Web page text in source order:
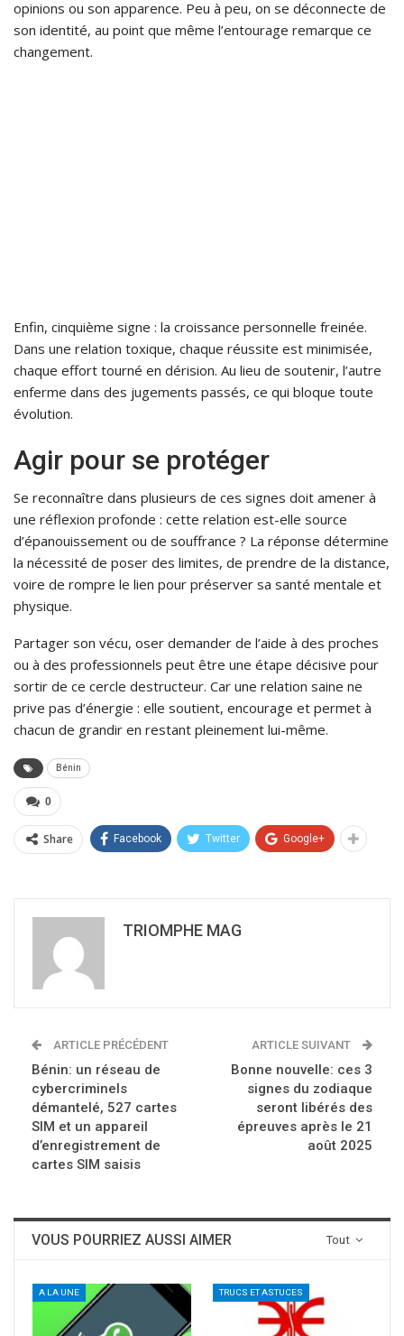
opinions ou son apparence. Peu à peu, on se déconnecte de
son identité, au point que même l’entourage remarque ce
changement.
Enfin, cinquième signe : la croissance personnelle freinée.
Dans une relation toxique, chaque réussite est minimisée,
chaque effort tourné en dérision. Au lieu de soutenir, l’autre
enferme dans des jugements passés, ce qui bloque toute
évolution.
Agir pour se protéger
Se reconnaître dans plusieurs de ces signes doit amener à
une réflexion profonde : cette relation est-elle source
d’épanouissement ou de souffrance ? La réponse détermine
la nécessité de poser des limites, de prendre de la distance,
voire de rompre le lien pour préserver sa santé mentale et
physique.
Partager son vécu, oser demander de l’aide à des proches
ou à des professionnels peut être une étape décisive pour
sortir de ce cercle destructeur. Car une relation saine ne
prive pas d’énergie : elle soutient, encourage et permet à
chacun de grandir en restant pleinement lui-même.
Bénin
0
Share Facebook Twitter Google+
TRIOMPHE MAG
ARTICLE PRÉCÉDENT
Bénin: un réseau de
cybercriminels
démantelé, 527 cartes
SIM et un appareil
d’enregistrement de
cartes SIM saisis
ARTICLE SUIVANT
Bonne nouvelle: ces 3
signes du zodiaque
seront libérés des
épreuves après le 21
août 2025
Tout
VOUS POURRIEZ AUSSI AIMER
A LA UNE TRUCS ET ASTUCES